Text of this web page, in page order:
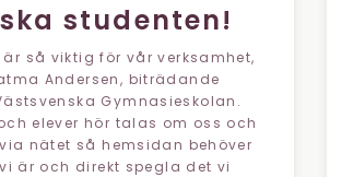
studenten!
är så viktig för vår verksamhet,
Andersen, biträdande
Gymnasieskolan.
elever hör talas om oss och
nätet så hemsidan behöver
är och direkt spegla det vi